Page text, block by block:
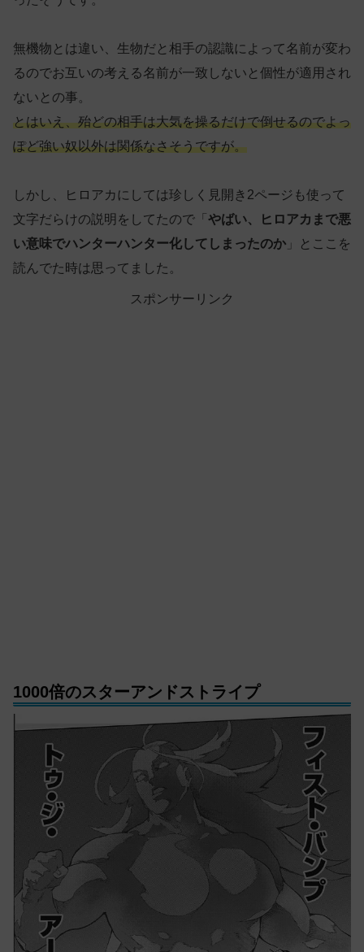
無機物とは違い、生物だと相手の認識によって名前が変わ
るのでお互いの考える名前が一致しないと個性が適用され
ないとの事。
とはいえ、殆どの相手は大気を操るだけで倒せるのでよっ
ぽど強い奴以外は関係なさそうですが。
しかし、ヒロアカにしては珍しく見開き2ページも使って
文字だらけの説明をしてたので「 やばい、ヒロアカまで悪
い意味でハンターハンター化してしまったのか 」とここを
読んでた時は思ってました。
スポンサーリンク
1000倍のスターアンドストライプ